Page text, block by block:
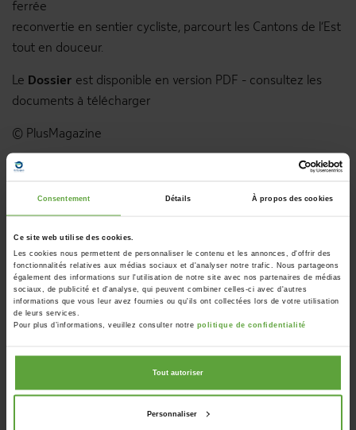
Consentement Détails À propos des cookies
Ce site web utilise des cookies.
Les cookies nous permettent de personnaliser le contenu et les annonces, d'offrir des
fonctionnalités relatives aux médias sociaux et d'analyser notre trafic. Nous partageons
également des informations sur l'utilisation de notre site avec nos partenaires de médias
sociaux, de publicité et d'analyse, qui peuvent combiner celles-ci avec d'autres
informations que vous leur avez fournies ou qu'ils ont collectées lors de votre utilisation
de leurs services.
Pour plus d’informations, veuillez consulter notre politique de confidentialité
Tout autoriser
Personnaliser
ferrée
reconvertie en sentier cycliste, parcourt les Cantons de l’Est
tout en douceur.
Le Dossier est disponible en version PDF - consultez les
documents à télécharger
© PlusMagazine